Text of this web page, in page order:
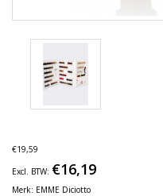
€19,59
Excl. BTW: €16,19
Merk: EMME Diciotto